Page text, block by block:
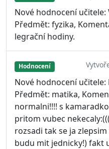
Nové hodnocení
Předmět: fyzika,
legrační hodiny.
Hodnocení
Nové hodnocení
Předmět: matika,
normalni!!!! s
pritom vubec
rozsadi tak se ja
budu mit jednicky!) fakt